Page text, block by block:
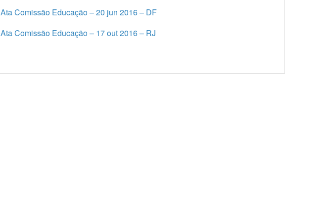
Ata Comissão Educação – 20 jun 2016 – DF
Ata Comissão Educação – 17 out 2016 – RJ